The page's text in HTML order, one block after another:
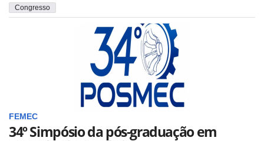
Congresso
FEMEC
34º Simpósio da pós-graduação em